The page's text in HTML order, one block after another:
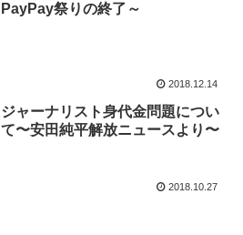
PayPay祭りの終了～
2018.12.14
ジャーナリスト身代金問題につい
て〜安田純平解放ニュースより〜
2018.10.27